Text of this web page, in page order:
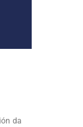
da